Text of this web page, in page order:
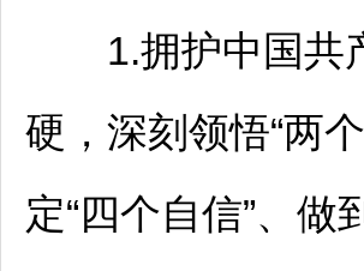
1.拥护中国共产
硬，深刻领悟“两
定“四个自信”、做